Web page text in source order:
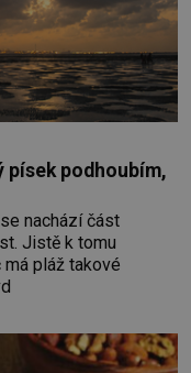
písek podhoubím,
nachází část
Jistě k tomu
pláž takové